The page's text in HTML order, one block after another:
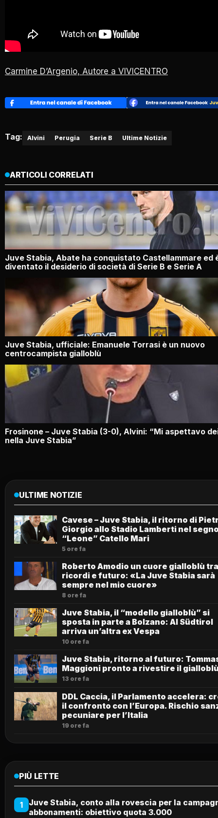
Carmine D’Argenio, Autore a VIVICENTRO
Tag: Alvini Perugia Serie B Ultime Notizie
ARTICOLI CORRELATI
Juve Stabia, Abate ha conquistato Castellammare ed
diventato il desiderio di società di Serie B e Serie A
Juve Stabia, ufficiale: Emanuele Torrasi è un nuovo
centrocampista gialloblù
Frosinone – Juve Stabia (3-0), Alvini: “Mi aspettavo
nella Juve Stabia”
ULTIME NOTIZIE
Cavese – Juve Stabia, il ritorno di
Giorgio allo Stadio Lamberti nel
“Leone” Catello Mari
5 ore fa
Roberto Amodio un cuore gialloblù tra
ricordi e futuro: «La Juve Stabia sarà
sempre nel mio cuore»
8 ore fa
Juve Stabia, il “modello gialloblù” si
sposta in parte a Bolzano: Al Südtirol
arriva un’altra ex Vespa
10 ore fa
Juve Stabia, ritorno al futuro:
Maggioni pronto a rivestire il
13 ore fa
DDL Caccia, il Parlamento accelera:
il confronto con l’Europa. Rischio
pecuniare per l’Italia
19 ore fa
PIÙ LETTE
1
Juve Stabia, conto alla rovescia per la
abbonamenti: obiettivo quota 3.000